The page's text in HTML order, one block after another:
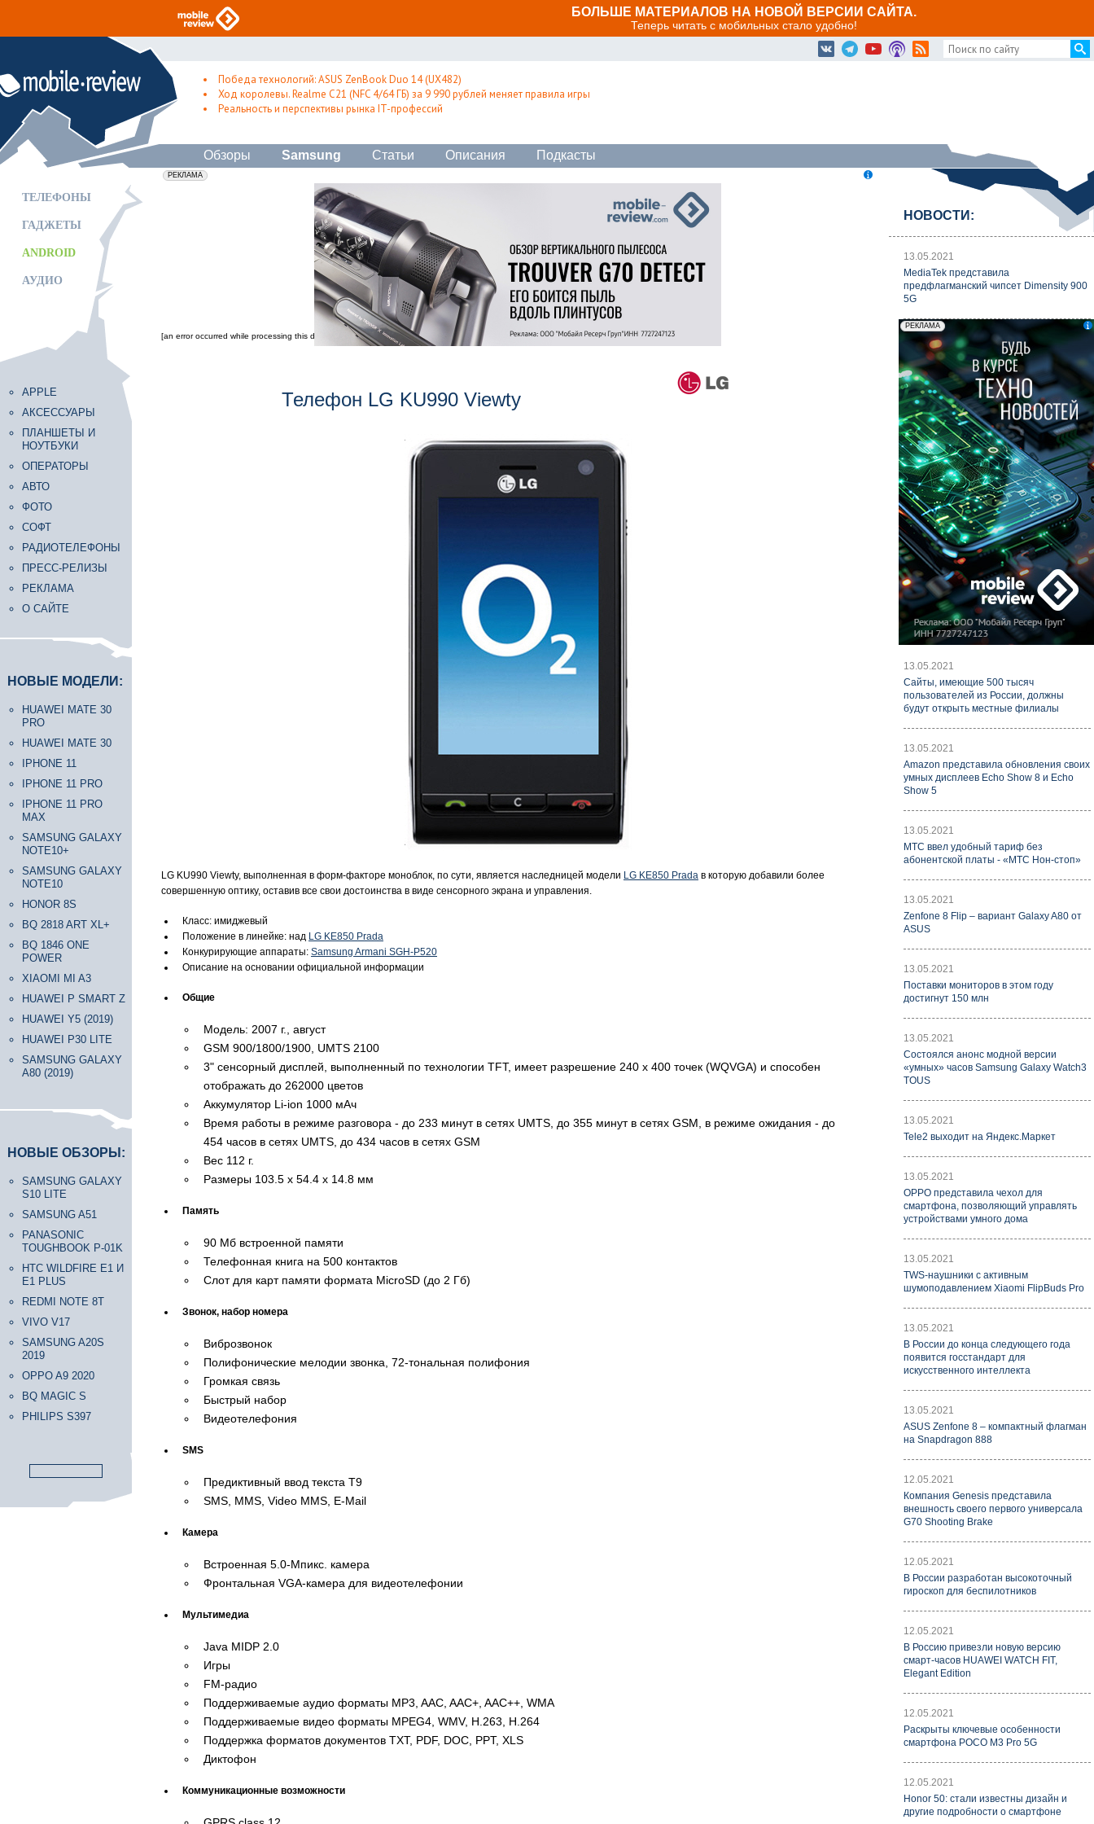
БОЛЬШЕ МАТЕРИАЛОВ НА НОВОЙ ВЕРСИИ САЙТА.
Теперь читать с мобильных стало удобно!
Победа технологий: ASUS ZenBook Duo 14 (UX482)
Ход королевы. Realme C21 (NFC 4/64 ГБ) за 9 990 рублей меняет правила игры
Реальность и перспективы рынка IT-профессий
Обзоры Samsung Статьи Описания Подкасты
ТЕЛЕФОНЫ
ГАДЖЕТЫ
ANDROID
АУДИО
APPLE
АКСЕССУАРЫ
ПЛАНШЕТЫ И
НОУТБУКИ
ОПЕРАТОРЫ
АВТО
ФОТО
СОФТ
РАДИОТЕЛЕФОНЫ
ПРЕСС-РЕЛИЗЫ
РЕКЛАМА
О САЙТЕ
НОВЫЕ МОДЕЛИ:
HUAWEI MATE 30
PRO
HUAWEI MATE 30
IPHONE 11
IPHONE 11 PRO
IPHONE 11 PRO
MAX
SAMSUNG GALAXY
NOTE10+
SAMSUNG GALAXY
NOTE10
HONOR 8S
BQ 2818 ART XL+
BQ 1846 ONE
POWER
XIAOMI MI A3
HUAWEI P SMART Z
HUAWEI Y5 (2019)
HUAWEI P30 LITE
SAMSUNG GALAXY
A80 (2019)
НОВЫЕ ОБЗОРЫ:
SAMSUNG GALAXY
S10 LITE
SAMSUNG A51
PANASONIC
TOUGHBOOK P-01K
HTC WILDFIRE E1 И
E1 PLUS
REDMI NOTE 8T
VIVO V17
SAMSUNG A20S
2019
OPPO A9 2020
BQ MAGIC S
PHILIPS S397
erid: 2VfnxxmNzs5
РЕКЛАМА
[an error occurred while processing this directive]
Телефон LG KU990 Viewty
LG KU990 Viewty, выполненная в форм-факторе моноблок, по сути, является наследницей модели LG KE850 Prada в которую добавили более
совершенную оптику, оставив все свои достоинства в виде сенсорного экрана и управления.
Класс: имиджевый
Положение в линейке: над LG KE850 Prada
Конкурирующие аппараты: Samsung Armani SGH-P520
Описание на основании официальной информации
Общие
Модель: 2007 г., август
GSM 900/1800/1900, UMTS 2100
3" сенсорный дисплей, выполненный по технологии TFT, имеет разрешение 240 x 400 точек (WQVGA) и способен
отображать до 262000 цветов
Аккумулятор Li-ion 1000 мАч
Время работы в режиме разговора - до 233 минут в сетях UMTS, до 355 минут в сетях GSM, в режиме ожидания - до
454 часов в сетях UMTS, до 434 часов в сетях GSM
Вес 112 г.
Размеры 103.5 x 54.4 x 14.8 мм
Память
90 Мб встроенной памяти
Телефонная книга на 500 контактов
Слот для карт памяти формата MicroSD (до 2 Гб)
Звонок, набор номера
Виброзвонок
Полифонические мелодии звонка, 72-тональная полифония
Громкая связь
Быстрый набор
Видеотелефония
SMS
Предиктивный ввод текста Т9
SMS, MMS, Video MMS, E-Mail
Камера
Встроенная 5.0-Мпикс. камера
Фронтальная VGA-камера для видеотелефонии
Мультимедиа
Java MIDP 2.0
Игры
FM-радио
Поддерживаемые аудио форматы MP3, AAC, AAC+, AAC++, WMA
Поддерживаемые видео форматы MPEG4, WMV, H.263, H.264
Поддержка форматов документов TXT, PDF, DOC, PPT, XLS
Диктофон
Коммуникационные возможности
НОВОСТИ:
13.05.2021
MediaTek представила
предфлагманский чипсет Dimensity 900
5G
13.05.2021
Cайты, имеющие 500 тысяч
пользователей из России, должны
будут открыть местные филиалы
13.05.2021
Amazon представила обновления своих
умных дисплеев Echo Show 8 и Echo
Show 5
13.05.2021
МТС ввел удобный тариф без
абонентской платы - «МТС Нон-стоп»
13.05.2021
Zenfone 8 Flip – вариант Galaxy A80 от
ASUS
13.05.2021
Поставки мониторов в этом году
достигнут 150 млн
13.05.2021
Состоялся анонс модной версии
«умных» часов Samsung Galaxy Watch3
TOUS
13.05.2021
Tele2 выходит на Яндекс.Маркет
13.05.2021
OPPO представила чехол для
смартфона, позволяющий управлять
устройствами умного дома
13.05.2021
TWS-наушники с активным
шумоподавлением Xiaomi FlipBuds Pro
13.05.2021
В России до конца следующего года
появится госстандарт для
искусственного интеллекта
13.05.2021
ASUS Zenfone 8 – компактный флагман
на Snapdragon 888
12.05.2021
Компания Genesis представила
внешность своего первого универсала
G70 Shooting Brake
12.05.2021
В России разработан высокоточный
гироскоп для беспилотников
12.05.2021
В Россию привезли новую версию
смарт-часов HUAWEI WATCH FIT,
Elegant Edition
12.05.2021
Раскрыты ключевые особенности
смартфона POCO M3 Pro 5G
12.05.2021
Honor 50: стали известны дизайн и
другие подробности о смартфоне